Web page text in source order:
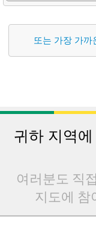
또는 가장 가까
귀하 지역
여러분도 직
지도에 참